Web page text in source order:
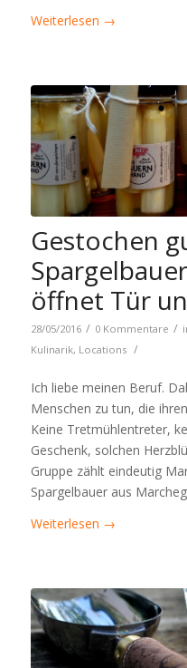
Weiterlesen →
Gestochen
öffnet Tür
28/05/2016 / 0 Kommentare /
Kulinarik, Locations /
Ich liebe meinen Beruf.
Menschen zu tun, die
Keine Tretmühlentreter,
Geschenk, solchen
Gruppe zählt eindeutig
Spargelbauer aus
Weiterlesen →